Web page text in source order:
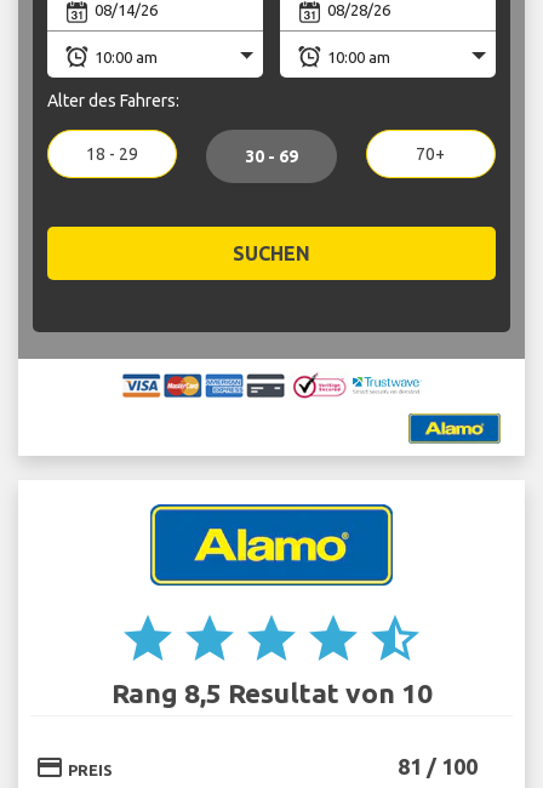
Alter des Fahrers:
18 - 29 30 - 69 70+
SUCHEN
star star star star star_half
Rang 8,5 Resultat von 10
credit_card PREIS 81 / 100